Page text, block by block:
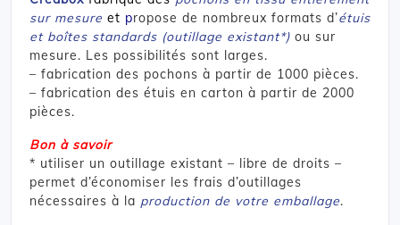
sur mesure et propose de nombreux formats d’étuis
et boîtes standards (outillage existant*) ou sur
mesure. Les possibilités sont larges.
– fabrication des pochons à partir de 1000 pièces.
– fabrication des étuis en carton à partir de 2000
pièces.
Bon à savoir
* utiliser un outillage existant – libre de droits –
permet d’économiser les frais d’outillages
nécessaires à la production de votre emballage.